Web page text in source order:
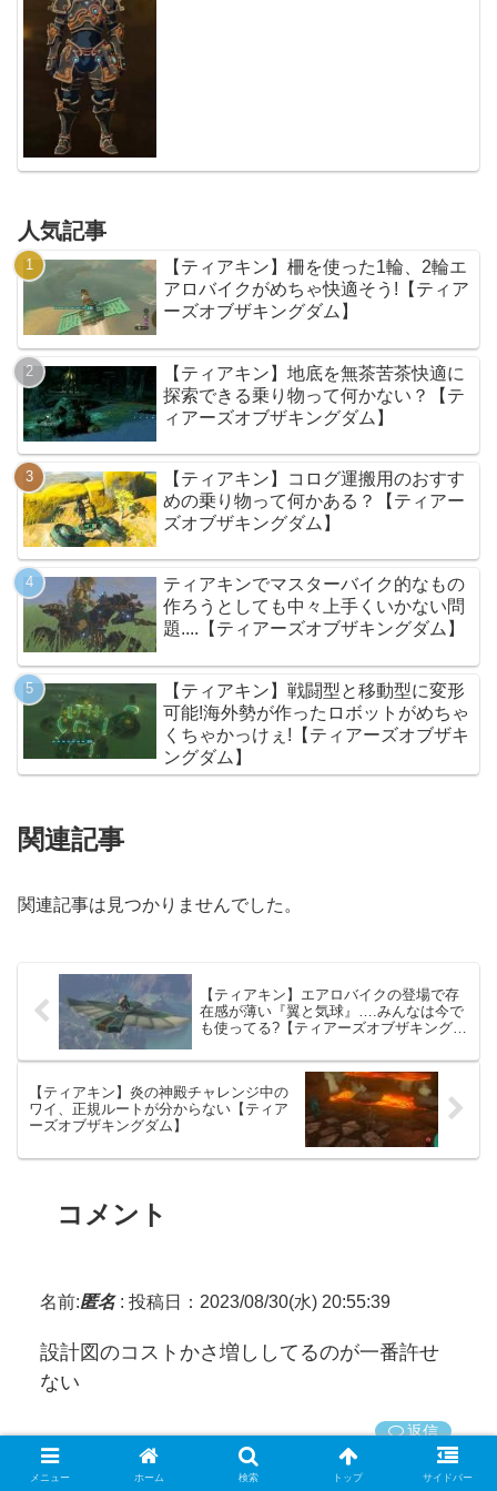
人気記事
【ティアキン】柵を使った1輪、2輪エ
アロバイクがめちゃ快適そう!【ティア
ーズオブザキングダム】
【ティアキン】地底を無茶苦茶快適に
探索できる乗り物って何かない？【テ
ィアーズオブザキングダム】
【ティアキン】コログ運搬用のおすす
めの乗り物って何かある？【ティアー
ズオブザキングダム】
ティアキンでマスターバイク的なもの
作ろうとしても中々上手くいかない問
題....【ティアーズオブザキングダム】
【ティアキン】戦闘型と移動型に変形
可能!海外勢が作ったロボットがめちゃ
くちゃかっけぇ!【ティアーズオブザキ
ングダム】
関連記事
関連記事は見つかりませんでした。
【ティアキン】エアロバイクの登場で存
在感が薄い『翼と気球』….みんなは今で
も使ってる?【ティアーズオブザキングダ
【ティアキン】炎の神殿チャレンジ中の
ワイ、正規ルートが分からない【ティア
ーズオブザキングダム】
コメント
名前:匿名: 投稿日：2023/08/30(水) 20:55:39
設計図のコストかさ増ししてるのが一番許せ
ない
返信
メニュー ホーム 検索 トップ サイドバー